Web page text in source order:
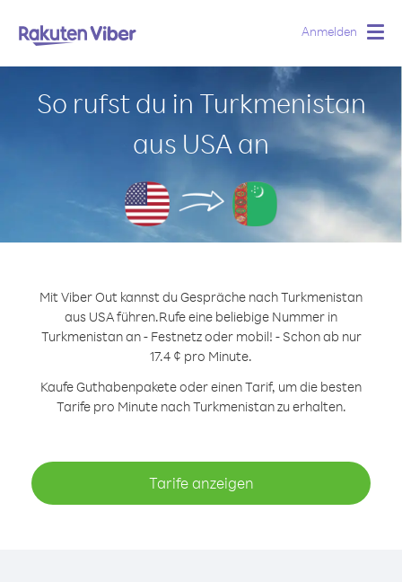
Anmelden
So rufst du in Turkmenistan
aus USA an
Mit Viber Out kannst du Gespräche nach Turkmenistan
aus USA führen.Rufe eine beliebige Nummer in
Turkmenistan an - Festnetz oder mobil! - Schon ab nur
17.4 ¢ pro Minute.
Kaufe Guthabenpakete oder einen Tarif, um die besten
Tarife pro Minute nach Turkmenistan zu erhalten.
Tarife anzeigen